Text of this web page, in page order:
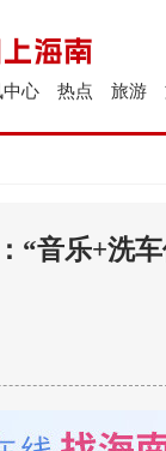
旅游
热点
心
“音乐+洗